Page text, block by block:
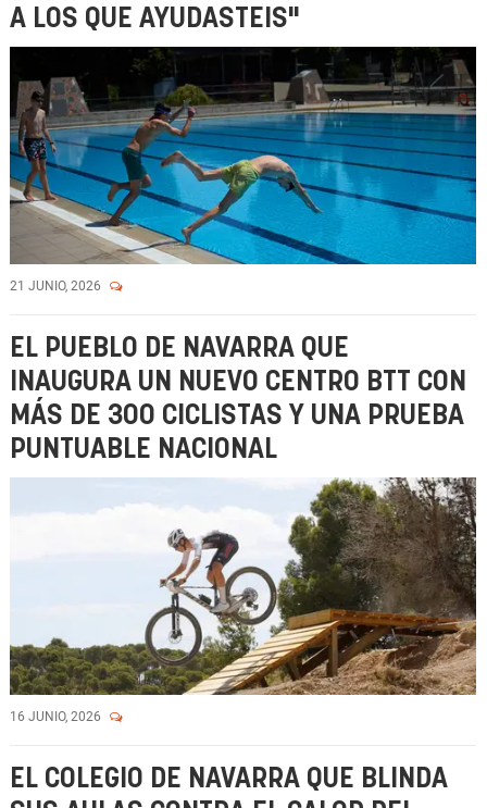
A LOS QUE AYUDASTEIS"
21 JUNIO, 2026
EL PUEBLO DE NAVARRA QUE
INAUGURA UN NUEVO CENTRO BTT CON
MÁS DE 300 CICLISTAS Y UNA PRUEBA
PUNTUABLE NACIONAL
16 JUNIO, 2026
EL COLEGIO DE NAVARRA QUE BLINDA